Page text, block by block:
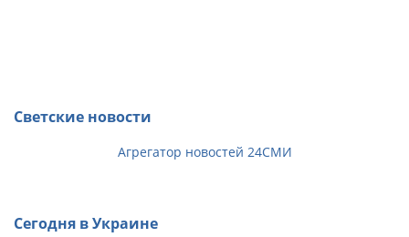
Светские новости
Агрегатор новостей 24СМИ
Сегодня в Украине